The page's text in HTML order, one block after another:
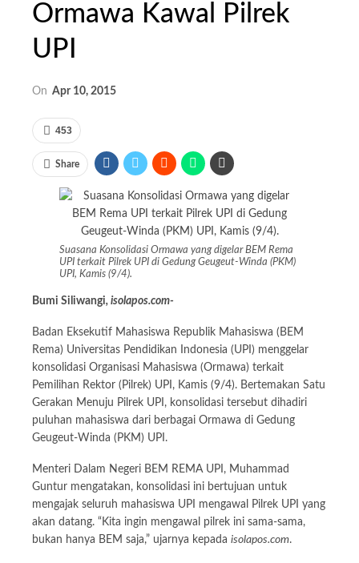
Ormawa Kawal Pilrek
UPI
On Apr 10, 2015
453
Share
Suasana Konsolidasi Ormawa yang digelar BEM Rema
UPI terkait Pilrek UPI di Gedung Geugeut-Winda (PKM)
UPI, Kamis (9/4).
Bumi Siliwangi, isolapos.com-
Badan Eksekutif Mahasiswa Republik Mahasiswa (BEM
Rema) Universitas Pendidikan Indonesia (UPI) menggelar
konsolidasi Organisasi Mahasiswa (Ormawa) terkait
Pemilihan Rektor (Pilrek) UPI, Kamis (9/4). Bertemakan Satu
Gerakan Menuju Pilrek UPI, konsolidasi tersebut dihadiri
puluhan mahasiswa dari berbagai Ormawa di Gedung
Geugeut-Winda (PKM) UPI.
Menteri Dalam Negeri BEM REMA UPI, Muhammad
Guntur mengatakan, konsolidasi ini bertujuan untuk
mengajak seluruh mahasiswa UPI mengawal Pilrek UPI yang
akan datang. “Kita ingin mengawal pilrek ini sama-sama,
bukan hanya BEM saja,” ujarnya kepada isolapos.com.